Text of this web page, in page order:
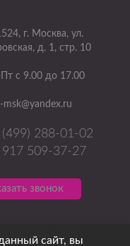
, г. Москва, ул.
д. 1, стр. 10
Пт с 9.00 до 17.00
(499) 288-01-02
917 509-37-27
звонок
сайт, вы